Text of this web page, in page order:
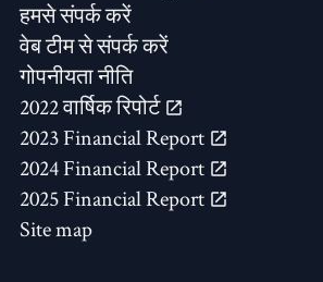
हमसे संपर्क करें
वेब टीम से संपर्क करें
गोपनीयता नीति
2022 वार्षिक रिपोर्ट
2023 Financial Report
2024 Financial Report
2025 Financial Report
Site map